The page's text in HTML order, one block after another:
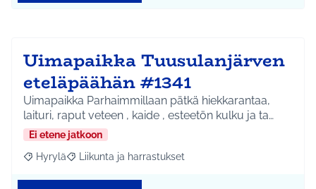
Uimapaikka Tuusulanjärven
eteläpäähän #1341
Uimapaikka Parhaimmillaan pätkä hiekkarantaa,
laituri, raput veteen , kaide , esteetön kulku ja ta…
Ei etene jatkoon
Rajaa tulokset aihepiirin mukaan: Hyrylä
Hyrylä Rajaa tulokset teeman mukaan: Liikunta ja
Liikunta ja harrastukset